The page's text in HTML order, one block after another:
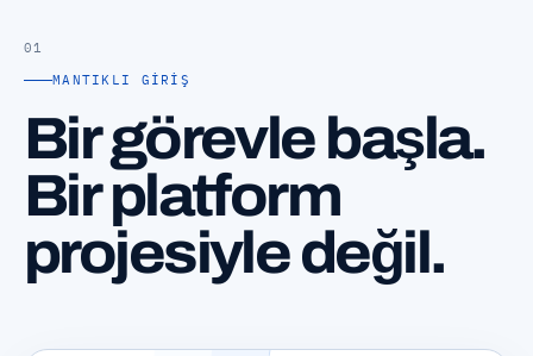
01
MANTIKLI GIRIŞ
Bir görevle başla.
Bir platform
projesiyle değil.